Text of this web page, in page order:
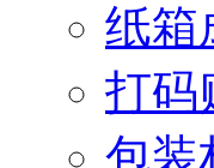
纸箱
打码
包装